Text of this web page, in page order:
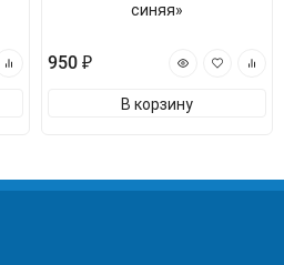
синяя»
950 ₽
В корзину